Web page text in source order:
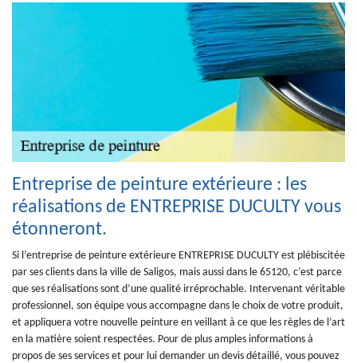
Entreprise de peinture extérieure : les
réalisations de ENTREPRISE DUCULTY vous
étonneront.
Si l’entreprise de peinture extérieure ENTREPRISE DUCULTY est plébiscitée
par ses clients dans la ville de Saligos, mais aussi dans le 65120, c’est parce
que ses réalisations sont d’une qualité irréprochable. Intervenant véritable
professionnel, son équipe vous accompagne dans le choix de votre produit,
et appliquera votre nouvelle peinture en veillant à ce que les règles de l’art
en la matière soient respectées. Pour de plus amples informations à
propos de ses services et pour lui demander un devis détaillé, vous pouvez